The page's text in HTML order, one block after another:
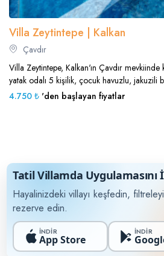
Villa Zeytintepe | Kalkan
Çavdır
Villa Zeytintepe, Kalkan'ın Çavdır
yatak odalı 5 kişilik, çocuk havuzlu, jakuzili
4.750 ₺ 'den başlayan fiyatlar
Tatil Villamda Uygulamasını
Hayalinizdeki villayı keşfedin,
rezerve edin.
İNDİR
App Store
İNDİR